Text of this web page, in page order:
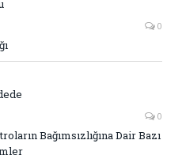
0
0
Bağımsızlığına Dair Bazı